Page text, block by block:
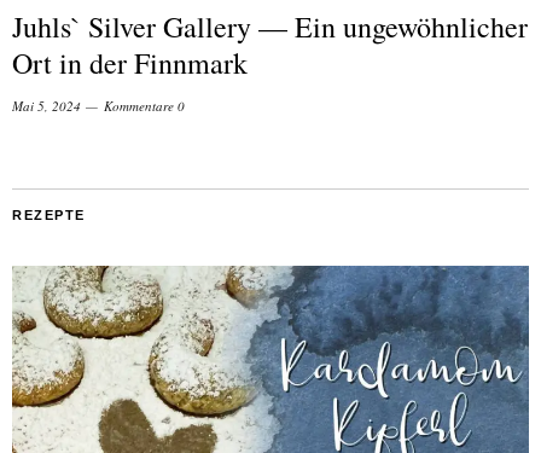
Juhls` Silver Gallery — Ein ungewöhnlicher
Ort in der Finnmark
Mai 5, 2024 Kommentare 0
REZEPTE